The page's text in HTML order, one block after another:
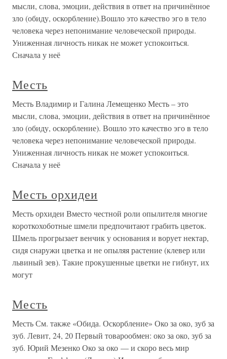
мысли, слова, эмоции, действия в ответ на причинённое
зло (обиду, оскорбление).Вошло это качество эго в тело
человека через непонимание человеческой природы.
Униженная личность никак не может успокоиться.
Сначала у неё
Месть
Месть Владимир и Галина Лемещенко Месть – это
мысли, слова, эмоции, действия в ответ на причинённое
зло (обиду, оскорбление). Вошло это качество эго в тело
человека через непонимание человеческой природы.
Униженная личность никак не может успокоиться.
Сначала у неё
Месть орхидеи
Месть орхидеи Вместо честной роли опылителя многие
короткохоботные шмели предпочитают грабить цветок.
Шмель прогрызает венчик у основания и ворует нектар,
сидя снаружи цветка и не опыляя растение (клевер или
львиный зев). Такие прокушенные цветки не гибнут, их
могут
Месть
Месть См. также «Обида. Оскорбление» Око за око, зуб за
зуб. Левит, 24, 20 Первый товарообмен: око за око, зуб за
зуб. Юрий Мезенко Око за око — и скоро весь мир